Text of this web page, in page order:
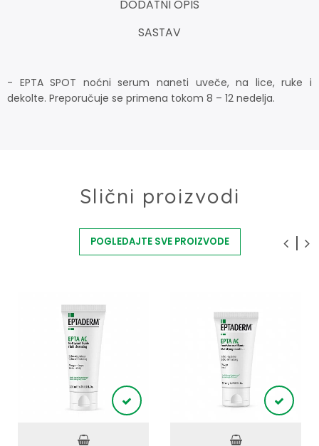
DODATNI OPIS
SASTAV
- EPTA SPOT noćni serum naneti uveče, na lice, ruke i
dekolte. Preporučuje se primena tokom 8 – 12 nedelja.
Slični proizvodi
POGLEDAJTE SVE PROIZVODE